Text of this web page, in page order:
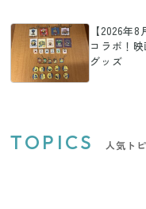
【2026年
コラボ！
グッズ
TOPICS 人気ト